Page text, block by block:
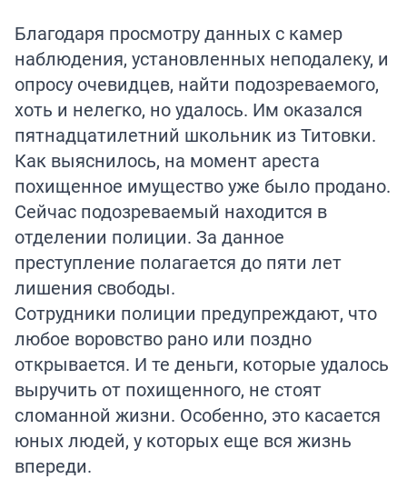
Благодаря просмотру данных с камер
наблюдения, установленных неподалеку, и
опросу очевидцев, найти подозреваемого,
хоть и нелегко, но удалось. Им оказался
пятнадцатилетний школьник из Титовки.
Как выяснилось, на момент ареста
похищенное имущество уже было продано.
Сейчас подозреваемый находится в
отделении полиции. За данное
преступление полагается до пяти лет
лишения свободы.
Сотрудники полиции предупреждают, что
любое воровство рано или поздно
открывается. И те деньги, которые удалось
выручить от похищенного, не стоят
сломанной жизни. Особенно, это касается
юных людей, у которых еще вся жизнь
впереди.